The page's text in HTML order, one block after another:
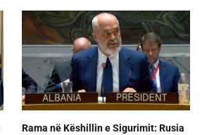
Rama në Këshillin e Sigurimit: Rusia